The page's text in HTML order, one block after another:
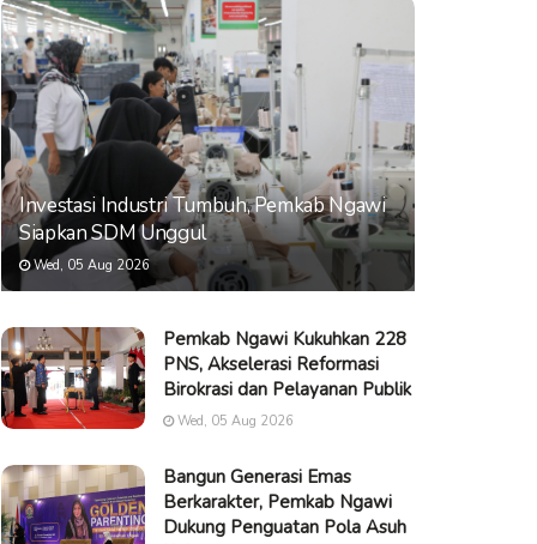
Investasi Industri Tumbuh, Pemkab Ngawi
Siapkan SDM Unggul
Wed, 05 Aug 2026
Pemkab Ngawi Kukuhkan 228
PNS, Akselerasi Reformasi
Birokrasi dan Pelayanan Publik
Wed, 05 Aug 2026
Bangun Generasi Emas
Berkarakter, Pemkab Ngawi
Dukung Penguatan Pola Asuh